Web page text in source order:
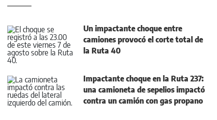
Un impactante choque entre
camiones provocó el corte total de
la Ruta 40
Impactante choque en la Ruta 237:
una camioneta de sepelios impactó
contra un camión con gas propano